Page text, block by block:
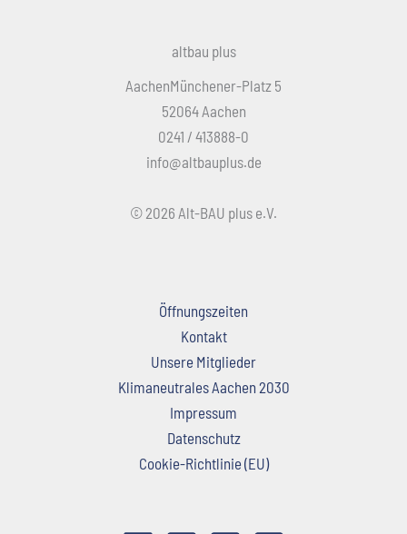
altbau plus
AachenMünchener-Platz 5
52064 Aachen
0241 / 413888-0
info@altbauplus.de
© 2026 Alt-BAU plus e.V.
Öffnungszeiten
Kontakt
Unsere Mitglieder
Klimaneutrales Aachen 2030
Impressum
Datenschutz
Cookie-Richtlinie (EU)